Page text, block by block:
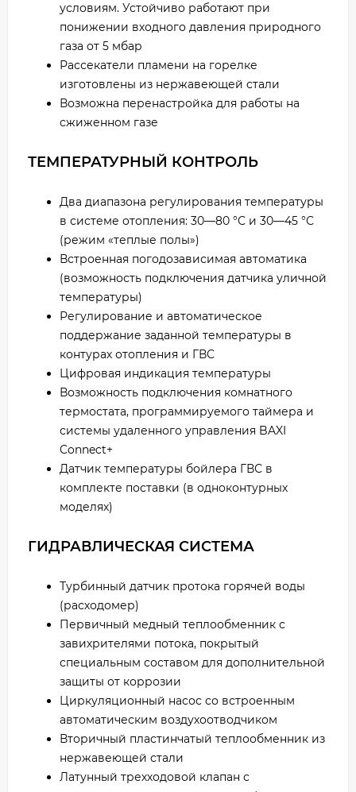
условиям. Устойчиво работают при
понижении входного давления природного
газа от 5 мбар
Рассекатели пламени на горелке
изготовлены из нержавеющей стали
Возможна перенастройка для работы на
сжиженном газе
ТЕМПЕРАТУРНЫЙ КОНТРОЛЬ
Два диапазона регулирования температуры
в системе отопления: 30—80 °С и 30—45 °С
(режим «теплые полы»)
Встроенная погодозависимая автоматика
(возможность подключения датчика уличной
температуры)
Регулирование и автоматическое
поддержание заданной температуры в
контурах отопления и ГВС
Цифровая индикация температуры
Возможность подключения комнатного
термостата, программируемого таймера и
системы удаленного управления BAXI
Connect+
Датчик температуры бойлера ГВС в
комплекте поставки (в одноконтурных
моделях)
ГИДРАВЛИЧЕСКАЯ СИСТЕМА
Турбинный датчик протока горячей воды
(расходомер)
Первичный медный теплообменник с
завихрителями потока, покрытый
специальным составом для дополнительной
защиты от коррозии
Циркуляционный насос со встроенным
автоматическим воздухоотводчиком
Вторичный пластинчатый теплообменник из
нержавеющей стали
Латунный трехходовой клапан с